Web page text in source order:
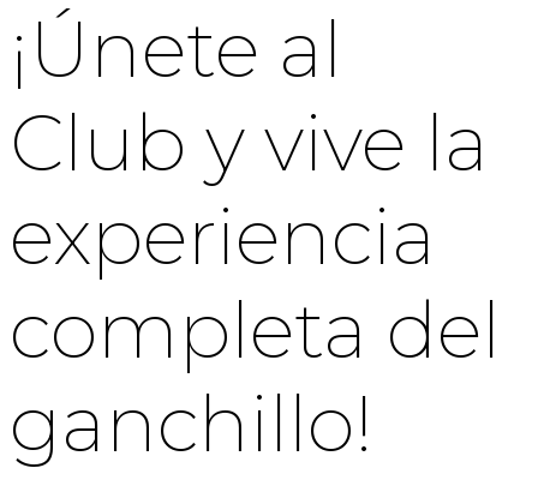
¡Únete al
Club y vive la
experiencia
completa del
ganchillo!